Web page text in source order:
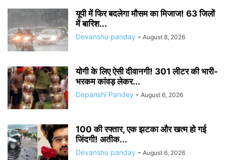
यूपी में फिर बदलेगा मौसम का मिजाज! 63 जिलों
में बारिश...
Devanshu panday - August 8, 2026
योगी के लिए ऐसी दीवानगी! 301 लीटर की भारी-
भरकम कांवड़ लेकर...
Depanshi Pandey - August 6, 2026
100 की रफ्तार, एक झटका और खत्म हो गई
जिंदगी! अतीक...
Devanshu panday - August 6, 2026